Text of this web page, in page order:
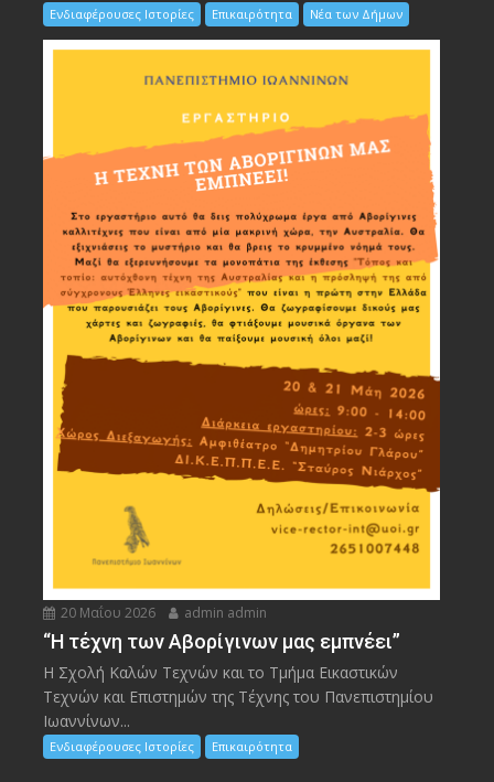
Ενδιαφέρουσες Ιστορίες Επικαιρότητα Νέα των Δήμων
20 Μαΐου 2026 admin admin
“Η τέχνη των Αβορίγινων μας εμπνέει”
Η Σχολή Καλών Τεχνών και το Τμήμα Εικαστικών
Τεχνών και Επιστημών της Τέχνης του Πανεπιστημίου
Ιωαννίνων...
Ενδιαφέρουσες Ιστορίες Επικαιρότητα